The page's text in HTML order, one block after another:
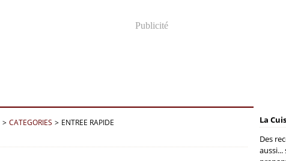
Publicité
> CATEGORIES > ENTREE RAPIDE
La
Des